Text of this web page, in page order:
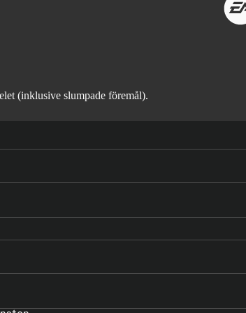
(inklusive slumpade föremål).